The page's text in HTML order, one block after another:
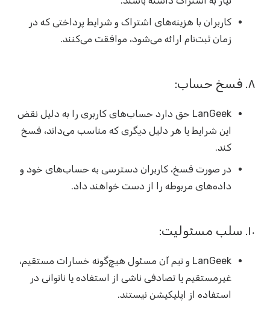
کاربران با هزینه‌های اشتراک و شرایط پرداختی که در
زمان ثبت‌نام ارائه می‌شود، موافقت می‌کنند.
۸. فسخ حساب:
LanGeek حق دارد حساب‌های کاربری را به دلیل نقض
این شرایط یا هر دلیل دیگری که مناسب می‌داند، فسخ
کند.
در صورت فسخ، کاربران دسترسی به حساب‌های خود و
داده‌های مربوطه را از دست خواهند داد.
۱۰. سلب مسئولیت:
LanGeek و تیم آن مسئول هیچ‌گونه خسارات مستقیم،
غیرمستقیم یا تصادفی ناشی از استفاده یا ناتوانی در
استفاده از اپلیکیشن نیستند.